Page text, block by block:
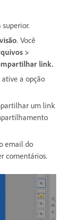
. Você
>
link.
a opção
um link
email do
comentários.